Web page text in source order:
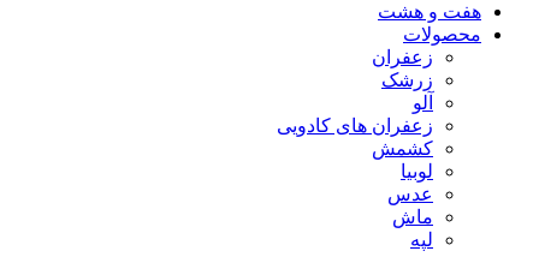
هفت و هشت
محصولات
زعفران
زرشک
آلو
زعفران های کادویی
کشمش
لوبیا
عدس
ماش
لپه